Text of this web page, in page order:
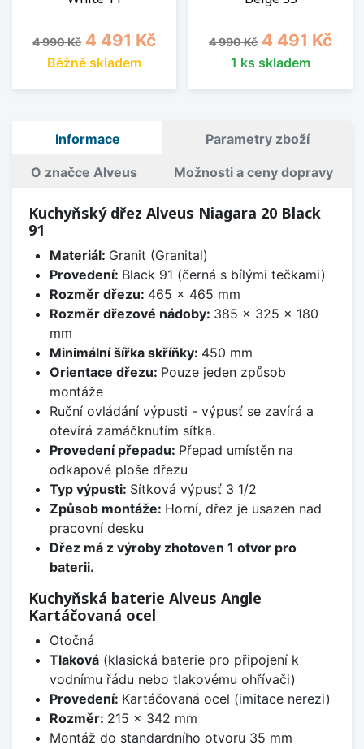
Běžná cena
4 990 Kč Cena
4 491 Kč
Běžně skladem
Běžná cena
4 990 Kč Cena
4 491 Kč
1 ks skladem
Informace Parametry zboží
O značce Alveus Možnosti a ceny dopravy
Kuchyňský dřez Alveus Niagara 20 Black
91
Materiál: Granit (Granital)
Provedení: Black 91 (černá s bílými tečkami)
Rozměr dřezu: 465 x 465 mm
Rozměr dřezové nádoby: 385 x 325 x 180
mm
Minimální šířka skříňky: 450 mm
Orientace dřezu: Pouze jeden způsob
montáže
Ruční ovládání výpusti - výpusť se zavírá a
otevírá zamáčknutím sítka.
Provedení přepadu: Přepad umístěn na
odkapové ploše dřezu
Typ výpusti: Sítková výpusť 3 1/2
Způsob montáže: Horní, dřez je usazen nad
pracovní desku
Dřez má z výroby zhotoven 1 otvor pro
baterii.
Kuchyňská baterie Alveus Angle
Kartáčovaná ocel
Otočná
Tlaková(klasická baterie pro připojení k
vodnímu řádu nebo tlakovému ohřívači)
Provedení: Kartáčovaná ocel (imitace nerezi)
Rozměr: 215 x 342 mm
Montáž do standardního otvoru 35 mm